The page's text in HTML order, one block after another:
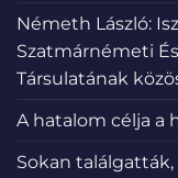
Németh László:
Szatmárnémeti
Társulatának
A hatalom célja a
Sokan